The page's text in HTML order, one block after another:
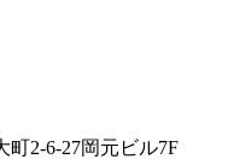
町2-6-27岡元ビル7F